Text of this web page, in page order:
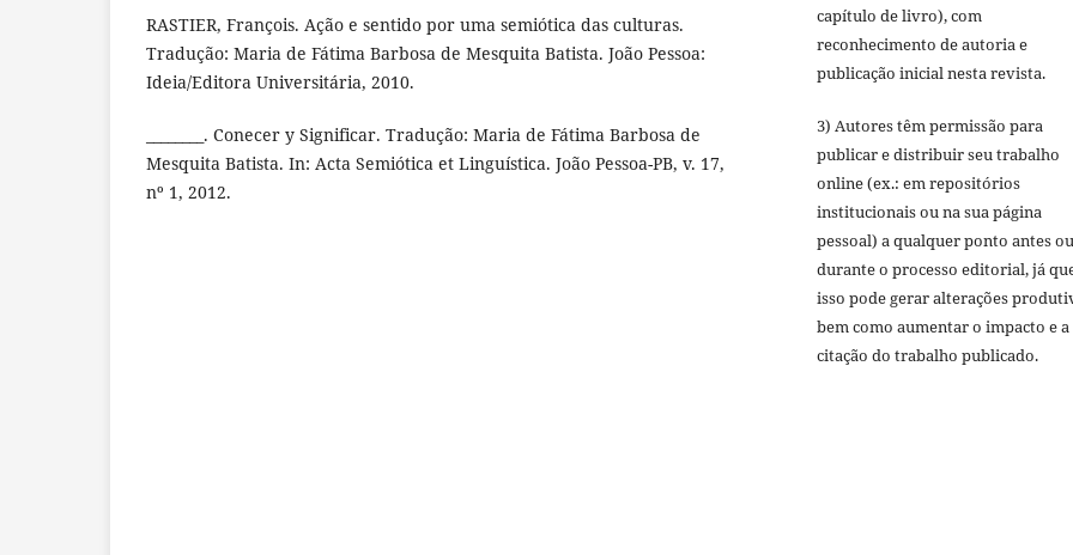
RASTIER, François. Ação e sentido por uma semiótica das culturas.
Tradução: Maria de Fátima Barbosa de Mesquita Batista. João Pessoa:
Ideia/Editora Universitária, 2010.
________. Conecer y Significar. Tradução: Maria de Fátima Barbosa de
Mesquita Batista. In: Acta Semiótica et Linguística. João Pessoa-PB, v. 17,
nº 1, 2012.
capítulo de livro), com
reconhecimento de autoria e
publicação inicial nesta revista.
3) Autores têm permissão para
publicar e distribuir seu trabalho
online (ex.: em repositórios
institucionais ou na sua página
pessoal) a qualquer ponto antes ou
durante o processo editorial, já
isso pode gerar alterações
bem como aumentar o impacto e a
citação do trabalho publicado.